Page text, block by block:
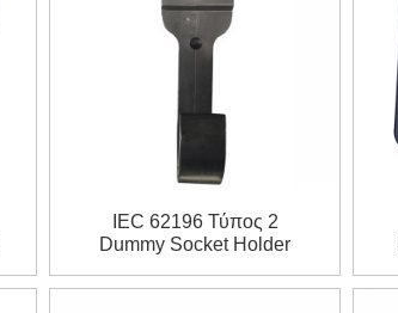
IEC 62196 Τύπος 2
Dummy Socket Holder